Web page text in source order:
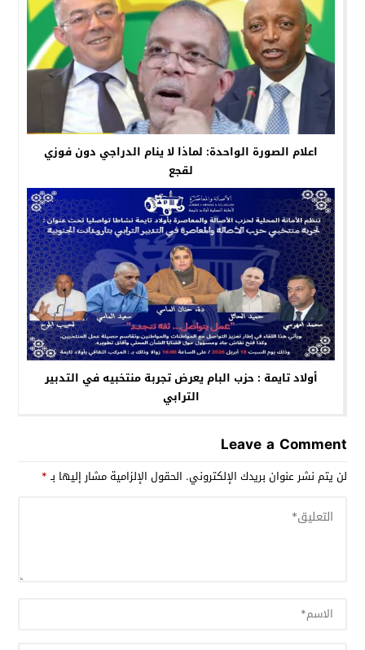
اعلام الصورة الواحدة: لماذا لا ينام الدراجي دون فوزي
لقجع
أولاد تايمة : حزب البام يعرض تجربة منتخبيه في التدبير
الترابي
Leave a Comment
لن يتم نشر عنوان بريدك الإلكتروني. الحقول الإلزامية مشار إليها بـ*